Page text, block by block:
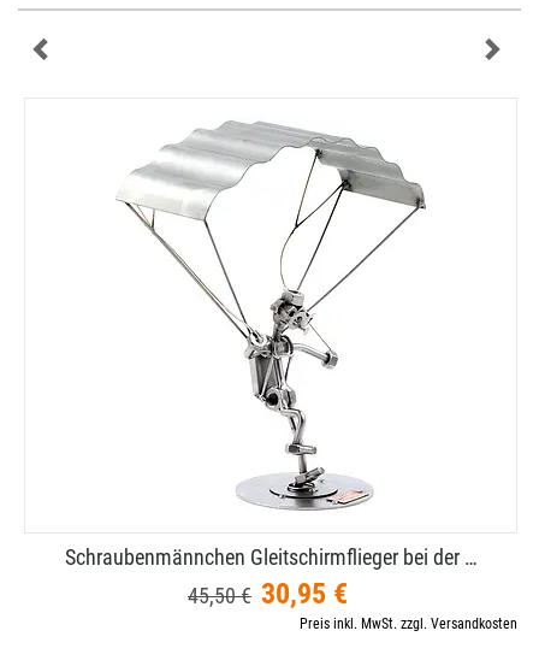
Schraubenmännchen Gleitschirmflieger bei der …
45,50 € 30,95 €
Preis inkl. MwSt. zzgl. Versandkosten